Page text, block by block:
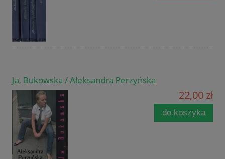
Ja, Bukowska / Aleksandra Perzyńska
22,00 zł
do koszyka